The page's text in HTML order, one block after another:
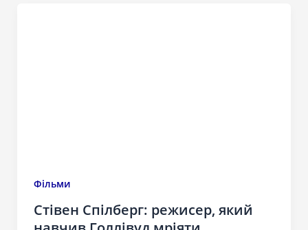
Фільми
Стівен Спілберг: режисер, який